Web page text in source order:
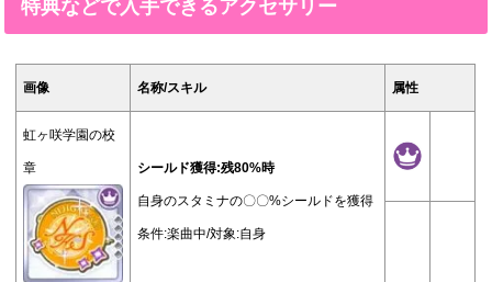
特典などで入手できるアクセサリー
画像 名称/スキル 属性
虹ヶ咲学園の校
章 シールド獲得:残80%時
自身のスタミナの〇〇%シールドを獲得
条件:楽曲中/対象:自身